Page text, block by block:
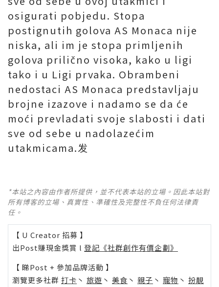
osigurati pobjedu. Stopa
postignutih golova AS Monaca nije
niska, ali im je stopa primljenih
golova prilično visoka, kako u ligi
tako i u Ligi prvaka. Obrambeni
nedostaci AS Monaca predstavljaju
brojne izazove i nadamo se da će
moći prevladati svoje slabosti i dati
sve od sebe u nadolazećim
utakmicama.发
*本站之內容由作者所提供，並不代表本站的立場。因此本站對
所有博客的立場、真實性、準確性及完整性不負任何法律責
任。
【 U Creator 招募 】
出Post賺現金獎賞 l 登記《社群創作有價企劃》
【 睇Post + 參加品牌活動 】
瀏覽更多社群 打卡 丶 旅遊 丶 美食 丶 親子 丶 寵物 丶 扮靚